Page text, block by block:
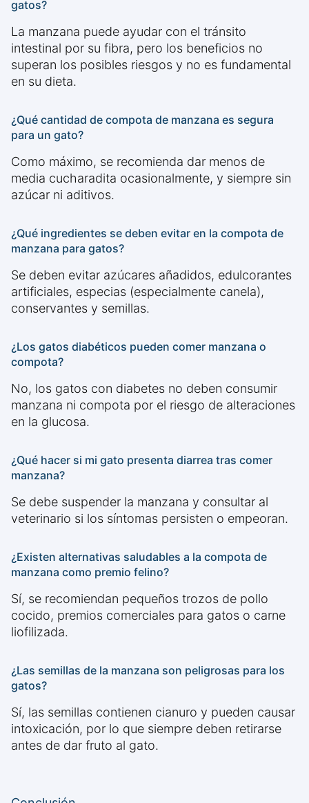
gatos?
La manzana puede ayudar con el tránsito
intestinal por su fibra, pero los beneficios no
superan los posibles riesgos y no es fundamental
en su dieta.
¿Qué cantidad de compota de manzana es segura
para un gato?
Como máximo, se recomienda dar menos de
media cucharadita ocasionalmente, y siempre sin
azúcar ni aditivos.
¿Qué ingredientes se deben evitar en la compota de
manzana para gatos?
Se deben evitar azúcares añadidos, edulcorantes
artificiales, especias (especialmente canela),
conservantes y semillas.
¿Los gatos diabéticos pueden comer manzana o
compota?
No, los gatos con diabetes no deben consumir
manzana ni compota por el riesgo de alteraciones
en la glucosa.
¿Qué hacer si mi gato presenta diarrea tras comer
manzana?
Se debe suspender la manzana y consultar al
veterinario si los síntomas persisten o empeoran.
¿Existen alternativas saludables a la compota de
manzana como premio felino?
Sí, se recomiendan pequeños trozos de pollo
cocido, premios comerciales para gatos o carne
liofilizada.
¿Las semillas de la manzana son peligrosas para los
gatos?
Sí, las semillas contienen cianuro y pueden causar
intoxicación, por lo que siempre deben retirarse
antes de dar fruto al gato.